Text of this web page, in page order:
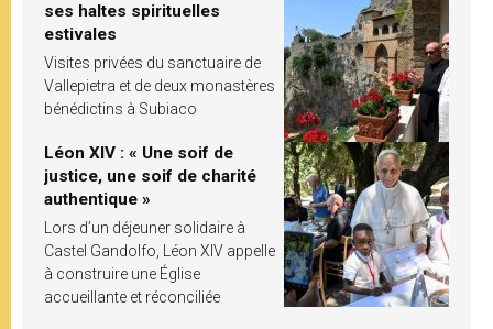
ses haltes spirituelles
estivales
Visites privées du sanctuaire de
Vallepietra et de deux monastères
bénédictins à Subiaco
Léon XIV : « Une soif de
justice, une soif de charité
authentique »
Lors d’un déjeuner solidaire à
Castel Gandolfo, Léon XIV appelle
à construire une Église
accueillante et réconciliée